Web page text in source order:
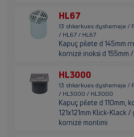
HL67
13 shkarkues dyshemeje /
/ HL67 / HL67
Kapuç pilete d 145mm
kornizë inoksi d 155mm
HL3000
13 shkarkues dyshemeje /
/ HL3000 / HL3000
Kapuç pilete d 110mm,
121x121mm Klick-Klack /
kornizë montimi